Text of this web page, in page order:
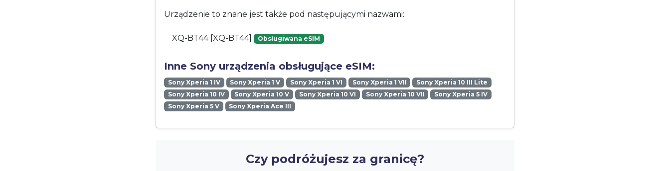
Urządzenie to znane jest także pod następującymi nazwami:
XQ-BT44 [XQ-BT44] Obsługiwana eSIM
Inne Sony urządzenia obsługujące eSIM:
Sony Xperia 1 IV Sony Xperia 1 V Sony Xperia 1 VI Sony Xperia 1 VII
Sony Xperia 10 III Lite
Sony Xperia 10 IV
Sony Xperia 10 V Sony Xperia 10 VI Sony Xperia 10 VII
Sony Xperia 5 IV
Sony Xperia 5 V
Sony Xperia Ace III
Czy podróżujesz za granicę?